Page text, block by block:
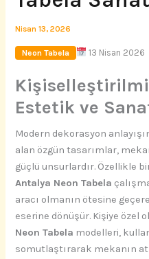
Nisan 13, 2026
Neon Tabela 13 Nisan 2026
Estetik ve
Modern dekorasyon
alan özgün tasarımlar,
güçlü unsurlardır. Özellikle
Antalya Neon Tabela
aracı olmanın ötesine
eserine dönüşür. Kişiye özel
Neon Tabela modelleri,
somutlaştırarak mekanın